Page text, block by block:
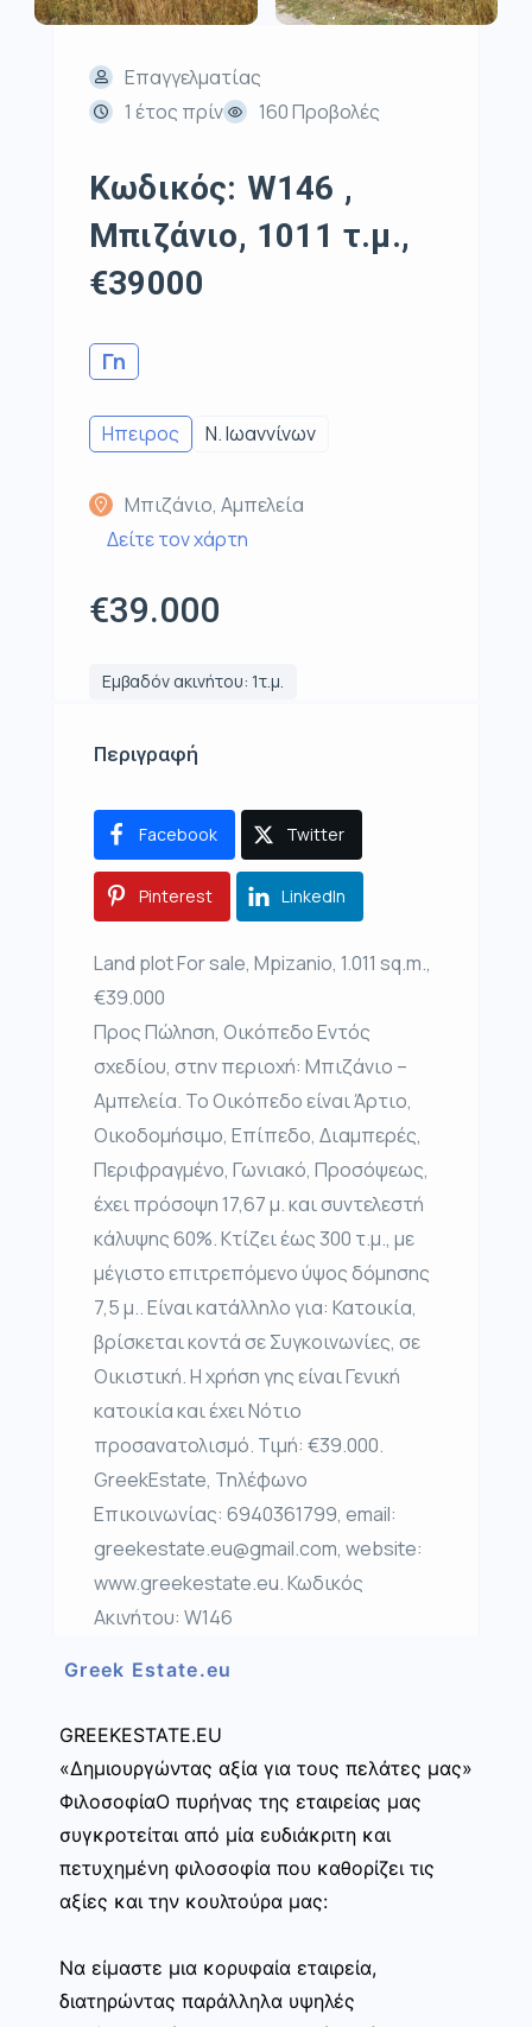
Επαγγελματίας
1 έτος πρίν
160 Προβολές
Κωδικός: W146 ,
Μπιζάνιο, 1011 τ.μ.,
€39000
Γη
Ηπειρος Ν. Ιωαννίνων
Μπιζάνιο, Αμπελεία
Δείτε τον χάρτη
€39.000
Εμβαδόν ακινήτου: 1τ.μ.
Περιγραφή
Facebook Twitter
Pinterest LinkedIn
Land plot For sale, Mpizanio, 1.011 sq.m.,
€39.000
Προς Πώληση, Οικόπεδο Εντός
σχεδίου, στην περιοχή: Μπιζάνιο –
Αμπελεία. Το Οικόπεδο είναι Άρτιο,
Οικοδομήσιμο, Επίπεδο, Διαμπερές,
Περιφραγμένο, Γωνιακό, Προσόψεως,
έχει πρόσοψη 17,67 μ. και συντελεστή
κάλυψης 60%. Κτίζει έως 300 τ.μ., με
μέγιστο επιτρεπόμενο ύψος δόμησης
7,5 μ.. Είναι κατάλληλο για: Κατοικία,
βρίσκεται κοντά σε Συγκοινωνίες, σε
Οικιστική. Η χρήση γης είναι Γενική
κατοικία και έχει Νότιο
προσανατολισμό. Τιμή: €39.000.
GreekEstate, Τηλέφωνο
Επικοινωνίας: 6940361799, email:
greekestate.eu@gmail.com, website:
www.greekestate.eu. Κωδικός
Ακινήτου: W146
Greek Estate.eu
GREEKESTATE.EU
«Δημιουργώντας αξία για τους πελάτες μας»
ΦιλοσοφίαΟ πυρήνας της εταιρείας μας
συγκροτείται από μία ευδιάκριτη και
πετυχημένη φιλοσοφία που καθορίζει τις
αξίες και την κουλτούρα μας:
Να είμαστε μια κορυφαία εταιρεία,
διατηρώντας παράλληλα υψηλές